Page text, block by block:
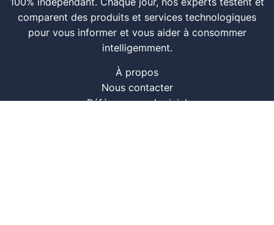
100% indépendant. Chaque jour, nos experts testent et
comparent des produits et services technologiques
pour vous informer et vous aider à consommer
intelligemment.
À propos
Nous contacter
Référencer un logiciel